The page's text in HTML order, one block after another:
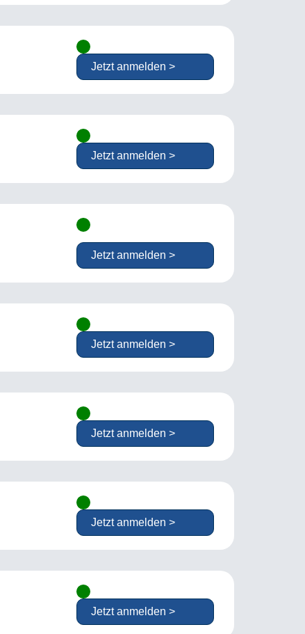
Jetzt anmelden >
Jetzt anmelden >
Jetzt anmelden >
Jetzt anmelden >
Jetzt anmelden >
Jetzt anmelden >
Jetzt anmelden >